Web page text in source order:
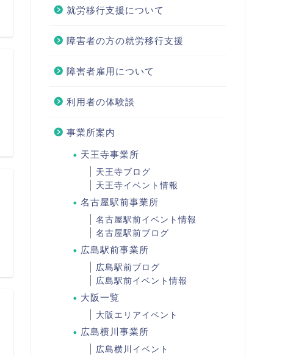
就労移行支援について
障害者の方の就労移行支援
障害者雇用について
利用者の体験談
事業所案内
天王寺事業所
天王寺ブログ
天王寺イベント情報
名古屋駅前事業所
名古屋駅前イベント情報
名古屋駅前ブログ
広島駅前事業所
広島駅前ブログ
広島駅前イベント情報
大阪一覧
大阪エリアイベント
広島横川事業所
広島横川イベント